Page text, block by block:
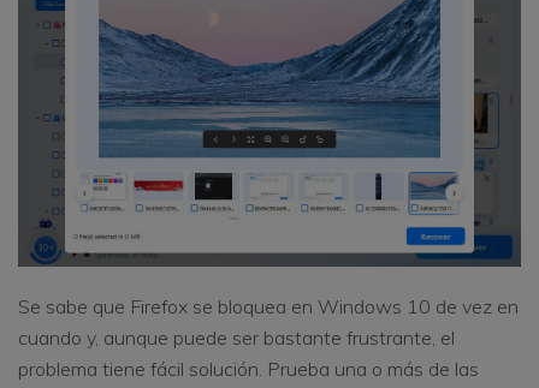
Se sabe que Firefox se bloquea en Windows 10 de vez en
cuando y, aunque puede ser bastante frustrante, el
problema tiene fácil solución. Prueba una o más de las